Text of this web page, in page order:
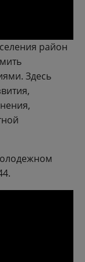
район
Здесь